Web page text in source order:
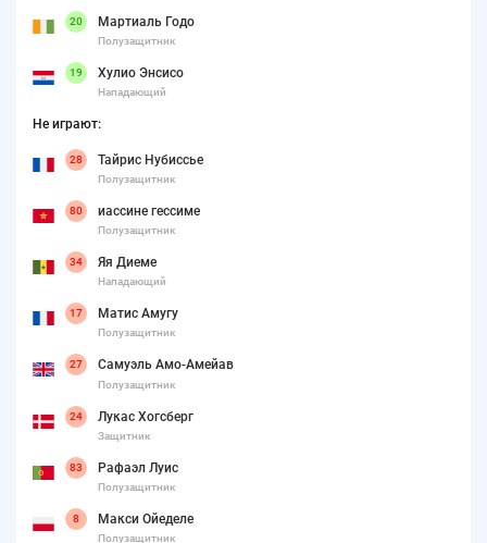
20 Мартиаль Годо
Полузащитник
19 Хулио Энсисо
Нападающий
Не играют:
28 Тайрис Нубиссье
Полузащитник
80 иассине гессиме
Полузащитник
34 Яя Диеме
Нападающий
17 Матис Амугу
Полузащитник
27 Самуэль Амо-Амейав
Полузащитник
24 Лукас Хогсберг
Защитник
83 Рафаэл Луис
Полузащитник
8 Макси Ойеделе
Полузащитник